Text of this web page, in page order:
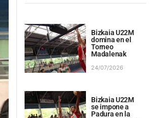
Bizkaia U22M
domina en el
Torneo
Madalenak
24/07/2026
Bizkaia U22M
se impone a
Padura en la